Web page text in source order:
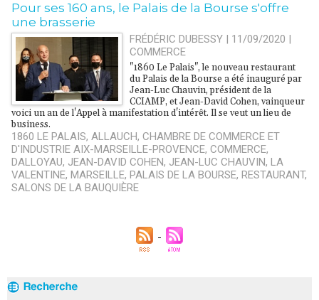
Pour ses 160 ans, le Palais de la Bourse s'offre
une brasserie
FRÉDÉRIC DUBESSY | 11/09/2020 |
COMMERCE
"1860 Le Palais", le nouveau restaurant
du Palais de la Bourse a été inauguré par
Jean-Luc Chauvin, président de la
CCIAMP, et Jean-David Cohen, vainqueur
voici un an de l'Appel à manifestation d'intérêt. Il se veut un lieu de
business.
1860 LE PALAIS, ALLAUCH, CHAMBRE DE COMMERCE ET
D'INDUSTRIE AIX-MARSEILLE-PROVENCE, COMMERCE,
DALLOYAU, JEAN-DAVID COHEN, JEAN-LUC CHAUVIN, LA
VALENTINE, MARSEILLE, PALAIS DE LA BOURSE, RESTAURANT,
SALONS DE LA BAUQUIÈRE